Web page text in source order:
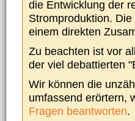
die Entwicklung der
Stromproduktion.
einem direkten
Zu beachten ist vor
der viel debattierten
Wir können die
umfassend erörtern,
Fragen beantworten.